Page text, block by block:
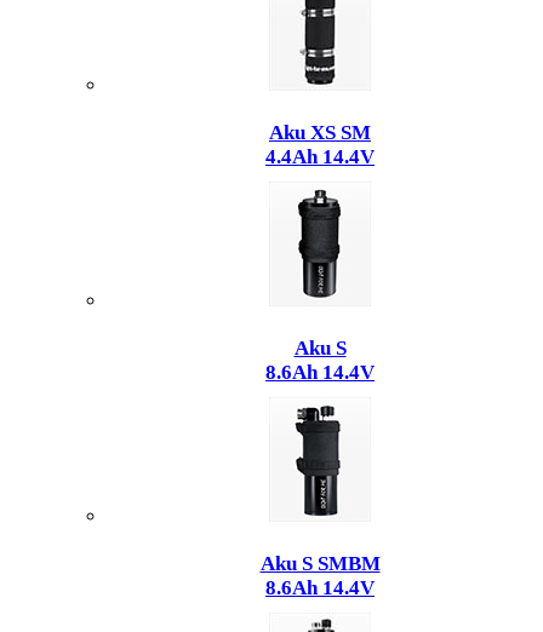
Aku XS SM
4.4Ah 14.4V
Aku S
8.6Ah 14.4V
Aku S SMBM
8.6Ah 14.4V